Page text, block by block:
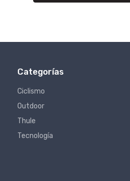
Categorías
Ciclismo
Outdoor
Thule
Tecnología